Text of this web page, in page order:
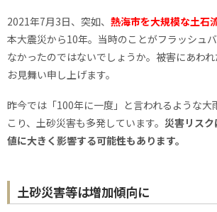
2021年7月3日、突如、 熱海市を大規模な土石
本大震災から10年。当時のことがフラッシュ
なかったのではないでしょうか。被害にあわ
お見舞い申し上げます。
昨今では「100年に一度」と言われるような大
こり、土砂災害も多発しています。 災害リス
値に大きく影響する可能性もあります。
土砂災害等は増加傾向に